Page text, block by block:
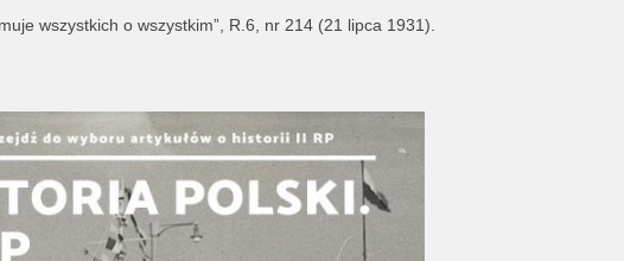
wszystkich o wszystkim”, R.6, nr 214 (21 lipca 1931).